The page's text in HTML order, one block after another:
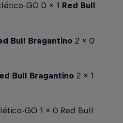
GO 0 x 1 Red Bull
Bull Bragantino 2 x 0
Bull Bragantino 2 x 1
GO 1 x 0 Red Bull